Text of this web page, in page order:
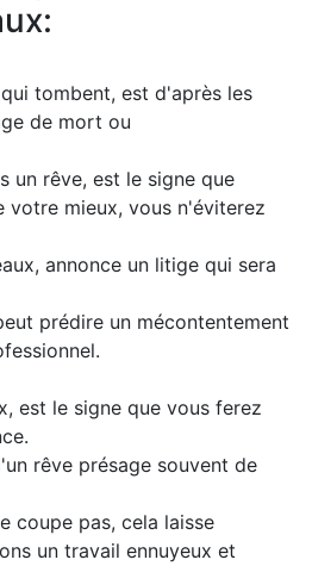
tombent, est d'après les
de mort ou
un rêve, est le signe que
votre mieux, vous n'éviterez
annonce un litige qui sera
prédire un mécontentement
est le signe que vous ferez
rêve présage souvent de
coupe pas, cela laisse
un travail ennuyeux et